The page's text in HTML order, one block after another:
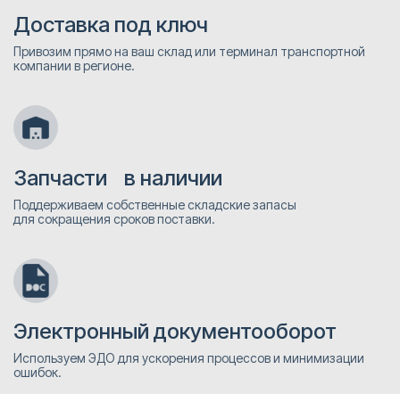
Доставка под ключ
Привозим прямо на ваш склад или терминал транспортной
компании в регионе.
Запчасти в наличии
Поддерживаем собственные складские запасы
для сокращения сроков поставки.
Электронный документооборот
Используем ЭДО для ускорения процессов и минимизации
ошибок.